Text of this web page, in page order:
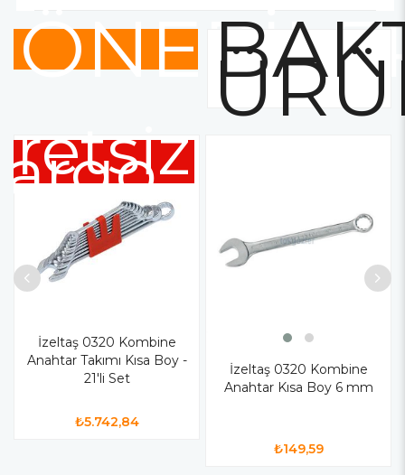
İzeltaş 0320 Kombine
Anahtar Takımı Kısa Boy -
21'li Set
₺5.742,84
İzeltaş 0320 Kombine
Anahtar Kısa Boy 6 mm
₺149,59